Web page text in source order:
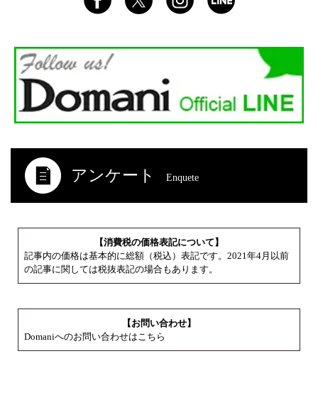
アンケート Enquete
【消費税の価格表記について】
記事内の価格は基本的に総額（税込）表記です。2021年4月以前
の記事に関しては税抜表記の場合もあります。
【お問い合わせ】
Domaniへのお問い合わせはこちら